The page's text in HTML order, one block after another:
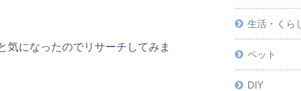
気になったのでリサーチしてみま
生活・くらし
ペット
DIY